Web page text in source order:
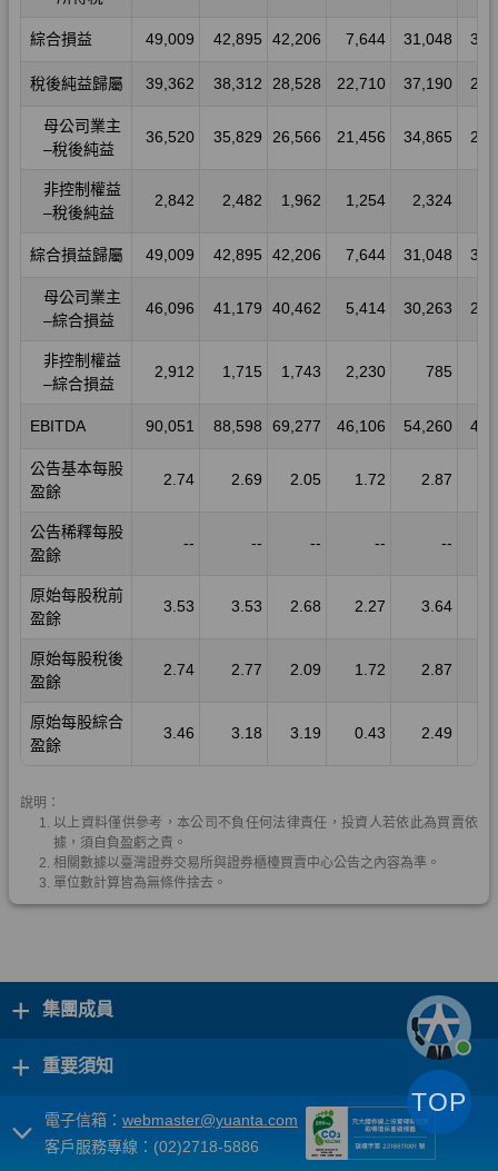
+ 集團成員
+ 重要須知
電子信箱： webmaster@yuanta.com
客戶服務專線：(02)2718-5886
TOP